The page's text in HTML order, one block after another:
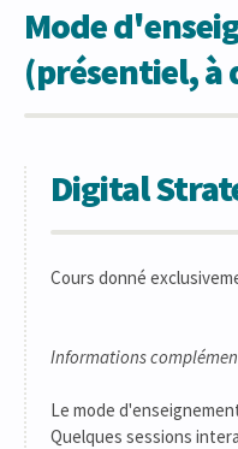
Mode
(présentiel, à
Digital
Cours donné
Informations
Le mode
Quelques sessions